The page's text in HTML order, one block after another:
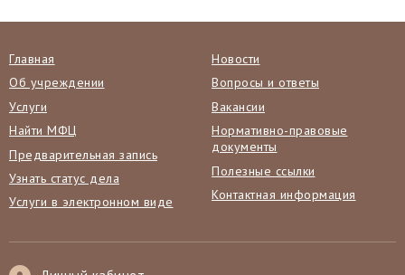
Главная
Об учреждении
Услуги
Найти МФЦ
Предварительная запись
Узнать статус дела
Услуги в электронном виде
Новости
Вопросы и ответы
Вакансии
Нормативно-правовые
документы
Полезные ссылки
Контактная информация